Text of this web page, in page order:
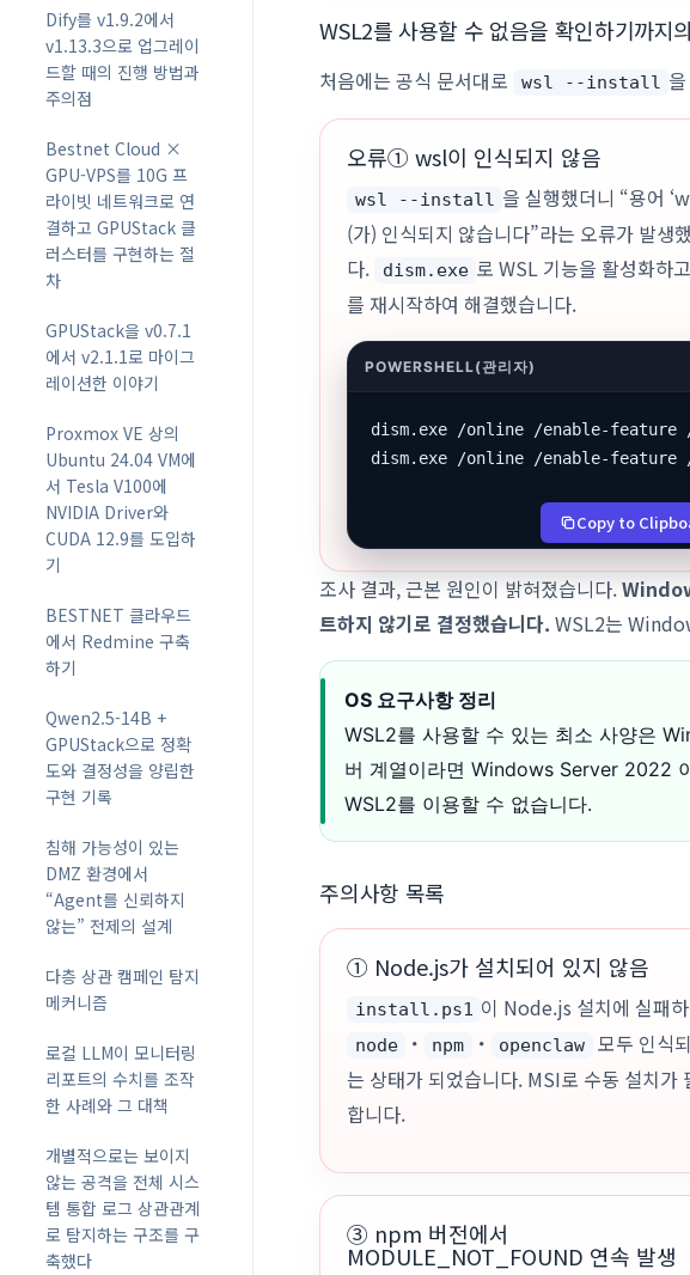
Dify를 v1.9.2에서
v1.13.3으로 업그레이
드할 때의 진행 방법과
주의점
Bestnet Cloud ×
GPU-VPS를 10G 프
라이빗 네트워크로 연
결하고 GPUStack 클
러스터를 구현하는 절
차
GPUStack을 v0.7.1
에서 v2.1.1로 마이그
레이션한 이야기
Proxmox VE 상의
Ubuntu 24.04 VM에
서 Tesla V100에
NVIDIA Driver와
CUDA 12.9를 도입하
기
BESTNET 클라우드
에서 Redmine 구축
하기
Qwen2.5-14B +
GPUStack으로 정확
도와 결정성을 양립한
구현 기록
침해 가능성이 있는
DMZ 환경에서
“Agent를 신뢰하지
않는” 전제의 설계
다층 상관 캠페인 탐지
메커니즘
로컬 LLM이 모니터링
리포트의 수치를 조작
한 사례와 그 대책
개별적으로는 보이지
않는 공격을 전체 시스
템 통합 로그 상관관계
로 탐지하는 구조를 구
축했다
WSL2를 사용할 수 없음을 확인하기까지
처음에는 공식 문서대로 wsl --install
오류① wsl이 인식되지 않음
wsl --install 을 실행했더니 “용어
(가) 인식되지 않습니다”라는 오류가 발생
다.
dism.exe 로 WSL 기능을 활성화하
를 재시작하여 해결했습니다.
dism.exe /online /enable-feature /
dism.exe /online /enable-feature
Copy to
조사 결과, 근본 원인이 밝혀졌습니다.
트하지 않기로 결정했습니다. WSL2는
OS 요구사항 정리
WSL2를 사용할 수 있는 최소 사양은
버 계열이라면 Windows Server 2022
WSL2를 이용할 수 없습니다.
주의사항 목록
① Node.js가 설치되어 있지 않음
install.ps1 이 Node.js 설치에 실패
node ・ npm ・ openclaw
모두 인식
는 상태가 되었습니다. MSI로 수동 설치가
합니다.
③ npm 버전에서
MODULE_NOT_FOUND 연속 발생